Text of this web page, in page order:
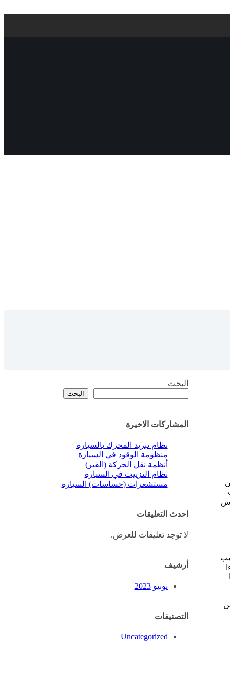
البحث
البحث
المشاركات الاخيرة
نظام تبريد المحرك بالسيارة
منظومة الوقود في السيارة
أنظمة نقل الحركة (القير)
نظام التزييت في السيارة
مستشعرات (حساسات) السيارة
احدث التعليقات
لا توجد تعليقات للعرض.
أرشيف
يونيو 2023
التصنيفات
Uncategorized